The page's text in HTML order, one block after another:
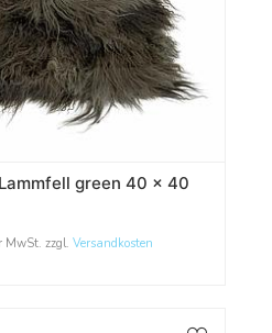
green 40 x 40
MwSt. zzgl. Versandkosten